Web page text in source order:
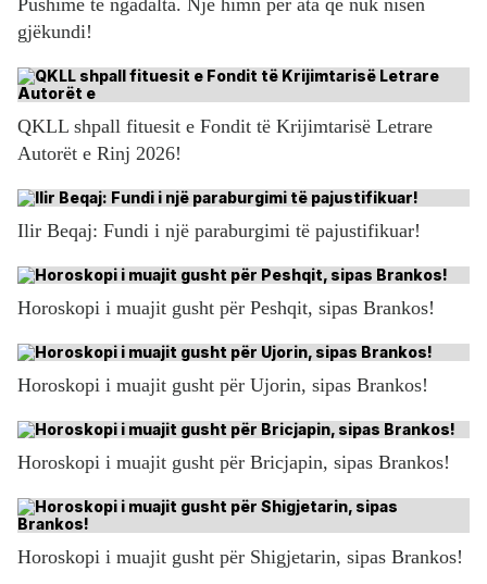
gjëkundi!
QKLL shpall fituesit e Fondit të Krijimtarisë Letrare
Autorët e Rinj 2026!
Ilir Beqaj: Fundi i një paraburgimi të pajustifikuar!
Horoskopi i muajit gusht për Peshqit, sipas Brankos!
Horoskopi i muajit gusht për Ujorin, sipas Brankos!
Horoskopi i muajit gusht për Bricjapin, sipas Brankos!
Horoskopi i muajit gusht për Shigjetarin, sipas Brankos!